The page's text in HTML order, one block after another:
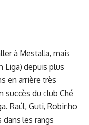
à Mestalla, mais
Liga) depuis plus
en arrière très
succès du club Ché
Raúl, Guti, Robinho
les rangs